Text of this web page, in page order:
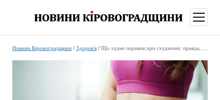
меню
Новини Кіровоградщини/ Здоров'я/ Що худне першим при схудненні: правда, яку не розкажуть фітнес-тренери